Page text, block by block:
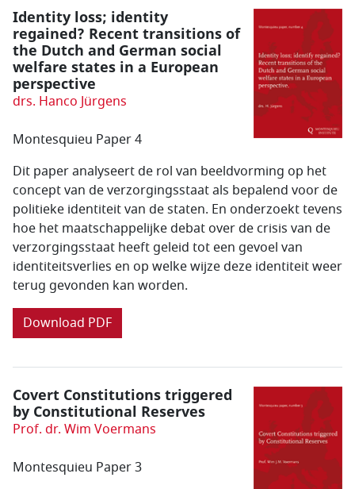
Identity loss; identity
regained? Recent transitions of
the Dutch and German social
welfare states in a European
perspective
drs. Hanco Jürgens
Montesquieu Paper 4
Dit paper analyseert de rol van beeldvorming op het
concept van de verzorgingsstaat als bepalend voor de
politieke identiteit van de staten. En onderzoekt tevens
hoe het maatschappelijke debat over de crisis van de
verzorgingsstaat heeft geleid tot een gevoel van
identiteitsverlies en op welke wijze deze identiteit weer
terug gevonden kan worden.
Download PDF
Covert Constitutions triggered
by Constitutional Reserves
Prof. dr. Wim Voermans
Montesquieu Paper 3